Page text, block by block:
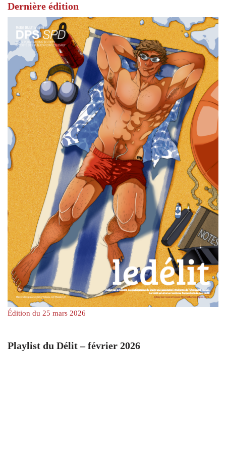
Dernière édition
Édition du 25 mars 2026
Playlist du Délit – février 2026